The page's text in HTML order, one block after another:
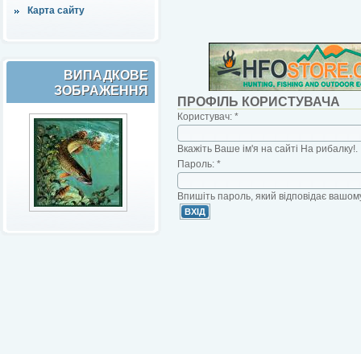
Карта сайту
ВИПАДКОВЕ
ЗОБРАЖЕННЯ
ПРОФІЛЬ КОРИСТУВАЧА
Користувач: *
Вкажіть Ваше ім'я на сайті На рибалку!.
Пароль: *
Впишіть пароль, який відповідає